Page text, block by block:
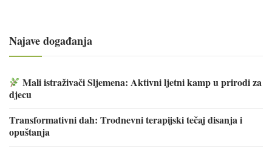
Najave događanja
Mali istraživači Sljemena: Aktivni ljetni kamp u prirodi za
djecu
Transformativni dah: Trodnevni terapijski tečaj disanja i
opuštanja